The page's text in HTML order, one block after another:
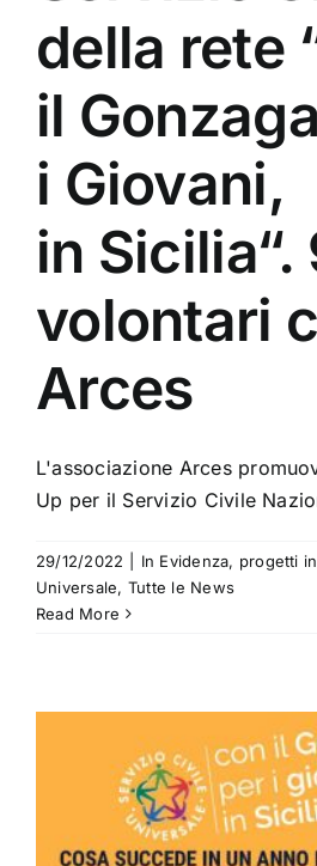
della rete
il
i Giovani,
in Sicilia“.
volontari
Arces
L'associazione Arces
Up per il Servizio Civile
29/12/2022 In Evidenza, progetti
Universale, Tutte le News
Read More